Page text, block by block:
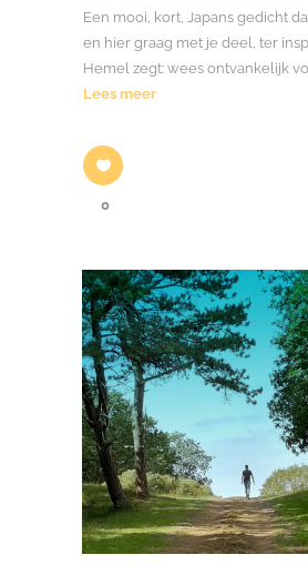
Een mooi, kort, Japans gedicht
en hier graag met je deel, ter
Hemel zegt: wees ontvankelijk
Lees meer
0